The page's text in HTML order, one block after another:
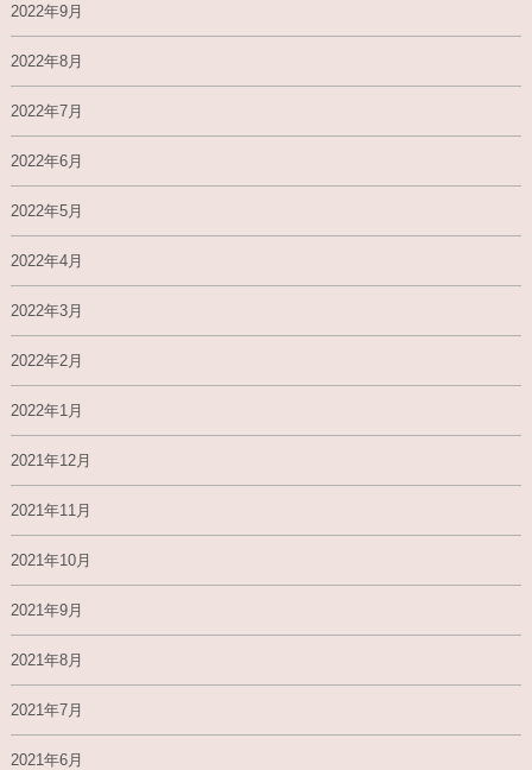
2022年9月
2022年8月
2022年7月
2022年6月
2022年5月
2022年4月
2022年3月
2022年2月
2022年1月
2021年12月
2021年11月
2021年10月
2021年9月
2021年8月
2021年7月
2021年6月